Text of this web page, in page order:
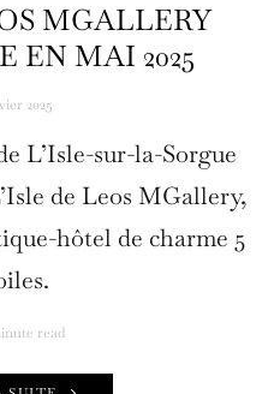
MGALLERY
EN MAI 2025
2025
L’Isle-sur-la-Sorgue
de Leos MGallery,
hôtel de charme 5
read